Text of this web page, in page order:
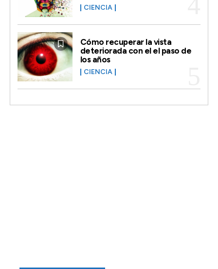
CIENCIA
Cómo recuperar la vista
deteriorada con el el paso de
los años
CIENCIA